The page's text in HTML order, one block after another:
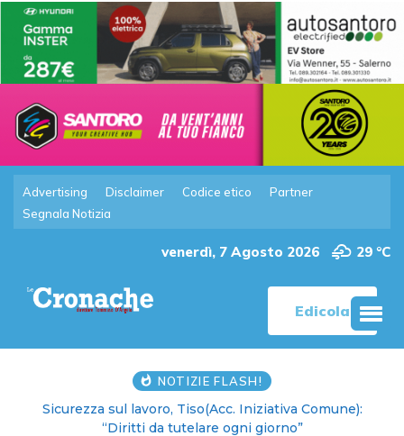
Advertising Disclaimer Codice etico
Partner
Segnala Notizia
venerdì, 7 Agosto 2026 29 °C
Edicola
NOTIZIE FLASH!
Sicurezza sul lavoro, Tiso(Acc. Iniziativa Comune):
“Diritti da tutelare ogni giorno”